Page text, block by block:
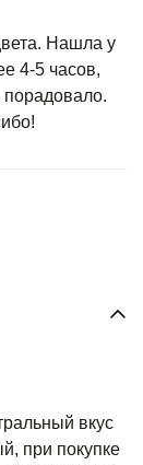
Нашла у
4-5 часов,
порадовало.
вкус
при покупке